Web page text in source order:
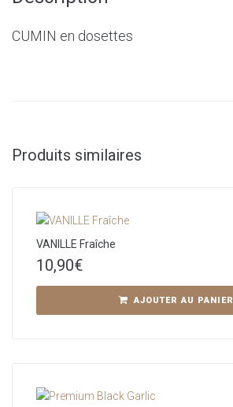
CUMIN en dosettes
Produits similaires
VANILLE Fraîche
10,90€
AJOUTER AU PANIER